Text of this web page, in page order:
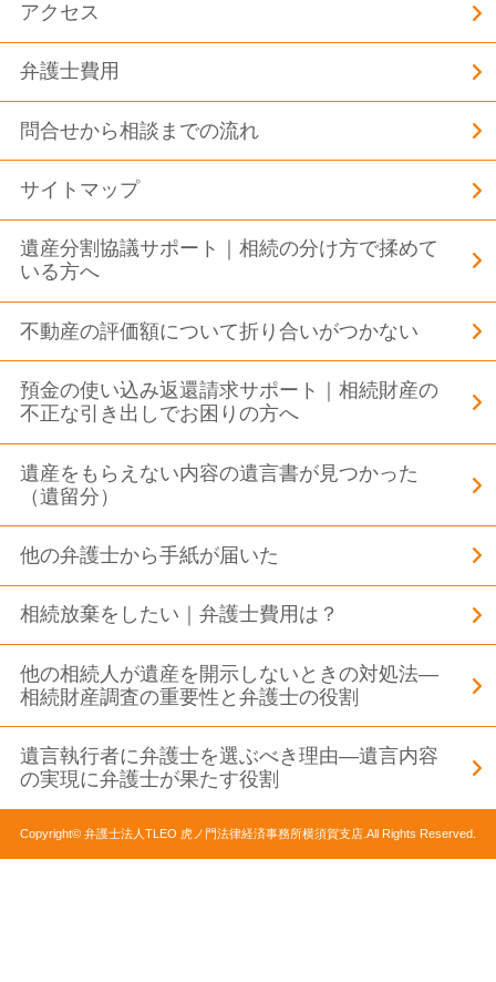
アクセス
弁護士費用
問合せから相談までの流れ
サイトマップ
遺産分割協議サポート｜相続の分け方で揉めて
いる方へ
不動産の評価額について折り合いがつかない
預金の使い込み返還請求サポート｜相続財産の
不正な引き出しでお困りの方へ
遺産をもらえない内容の遺言書が見つかった
（遺留分）
他の弁護士から手紙が届いた
相続放棄をしたい｜弁護士費用は？
他の相続人が遺産を開示しないときの対処法―
相続財産調査の重要性と弁護士の役割
遺言執行者に弁護士を選ぶべき理由―遺言内容
の実現に弁護士が果たす役割
Copyright© 弁護士法人TLEO 虎ノ門法律経済事務所横須賀支店.All Rights Reserved.